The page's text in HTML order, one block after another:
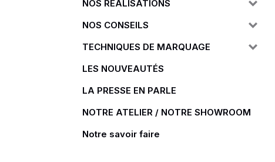
Linge bain
Blouse, Tunique et Chasuble
Tablier
Chaussures de sécurité
NOS RÉALISATIONS
NOS CONSEILS
TECHNIQUES DE MARQUAGE
LES NOUVEAUTÉS
LA PRESSE EN PARLE
NOTRE ATELIER / NOTRE SHOWROOM
Notre savoir faire